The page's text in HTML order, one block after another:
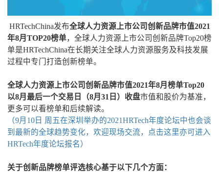
HRTechChina发布全球人力资源上市公司创新品牌市值2021
年8月TOP20榜单，全球人力资源上市公司创新品牌Top20榜
单是HRTechChina在长期关注全球人力资源服务及科技发展
过程中专门打造创新榜单。
全球人力资源上市公司创新品牌市值2021年8月榜单Top20
以8月最后一个交易日（8月31日）收盘市值和股价为基准，
更多可以看榜单和后续解读。
（9月10日 周五在深圳举办的2021HRTech年度论坛中也会谈
到最新的全球趋势变化，欢迎现场交流，点击这里亦可进入
HRTech年度论坛报名）
关于创新品牌榜单评选核心基于以下几个方面：